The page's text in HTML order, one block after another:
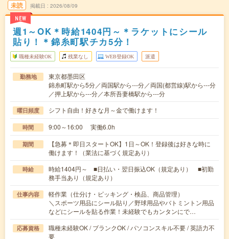
未読
NEW
掲載日 2026/08/09
週1～OK＊時給1404円～＊ラケットにシール
貼り！＊錦糸町駅チカ5分！
職種未経験OK 残業なし WEB登録OK 派遣
勤務地
東京都墨田区
錦糸町駅から5分／両国駅から---分／両国(都営線)駅から---分
／押上駅から---分／本所吾妻橋駅から---分
曜日頻度 シフト自由！好きな月～金で働けます！
時間 9:00～16:00 実働6.0h
期間
【急募＊即日スタートOK】1日～OK！登録後は好きな時に
働けます！（業法に基づく規定あり）
時給
時給1404円～ ■日払い・翌日振込OK（規定あり） ■初勤
務手当あり（規定あり）
仕事内容
軽作業（仕分け・ピッキング・検品、商品管理）
＼スポーツ用品にシール貼り／野球用品やバトミントン用品
などにシールを貼る作業！未経験でもカンタンにで…
応募資格
職種未経験OK / ブランクOK / パソコンスキル不要 / 英語力不
要